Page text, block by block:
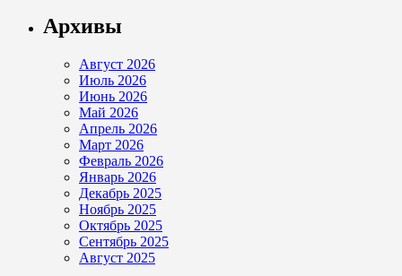
Архивы
Август 2026
Июль 2026
Июнь 2026
Май 2026
Апрель 2026
Март 2026
Февраль 2026
Январь 2026
Декабрь 2025
Ноябрь 2025
Октябрь 2025
Сентябрь 2025
Август 2025